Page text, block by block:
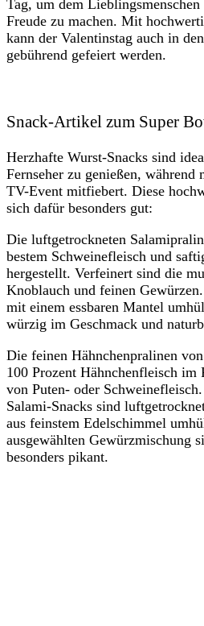
Tag, um dem
Freude zu machen. Mit
kann der Valentinstag auch in
gebührend gefeiert werden.
Snack-Artikel zum Super
Herzhafte Wurst-Snacks sind
Fernseher zu genießen, während
TV-Event mitfiebert. Diese
sich dafür besonders gut:
Die luftgetrockneten
bestem Schweinefleisch und
hergestellt. Verfeinert sind die
Knoblauch und feinen
mit einem essbaren Mantel
würzig im Geschmack und
Die feinen Hähnchenpralinen
100 Prozent Hähnchenfleisch im
von Puten- oder
Salami-Snacks sind
aus feinstem Edelschimmel
ausgewählten Gewürzmischung
besonders pikant.